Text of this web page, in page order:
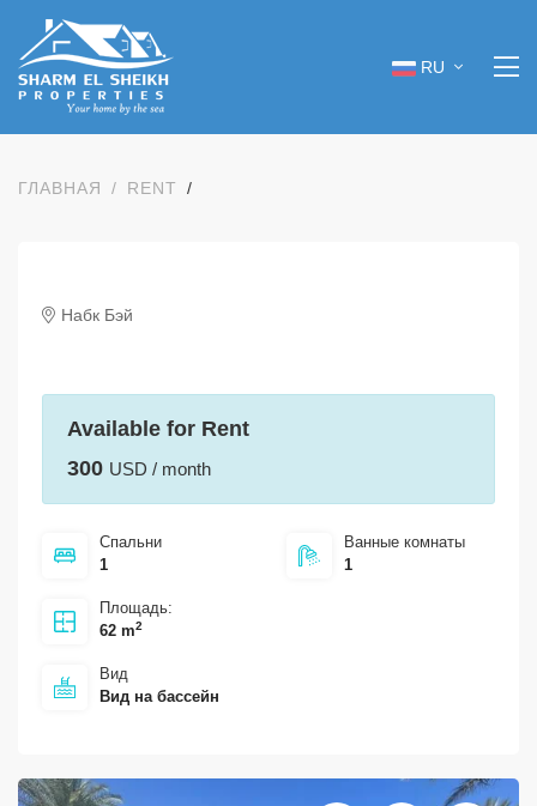
RU
ГЛАВНАЯ RENT
Набк Бэй
Available for Rent
300 USD / month
Спальни
1
Ванные комнаты
1
Площадь:
62 m2
Вид
Вид на бассейн